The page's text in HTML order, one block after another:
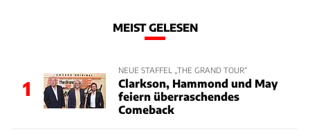
MEIST GELESEN
1
NEUE STAFFEL „THE GRAND TOUR“
Clarkson, Hammond und May
feiern überraschendes
Comeback